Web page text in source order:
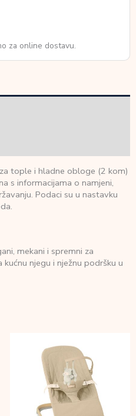
za online dostavu.
tople i hladne obloge (2 kom)
s informacijama o namjeni,
Podaci su u nastavku
mekani i spremni za
njegu i nježnu podršku u